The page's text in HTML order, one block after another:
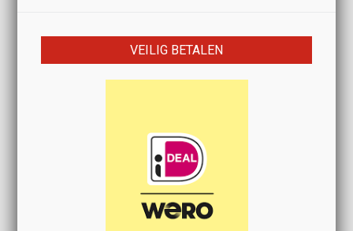
VEILIG BETALEN